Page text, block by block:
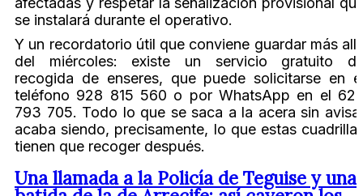
se instalará durante el operativo.
Y un recordatorio útil que conviene guardar más
del miércoles: existe un servicio gratuito
recogida de enseres, que puede solicitarse en
teléfono 928 815 560 o por WhatsApp en el
793 705. Todo lo que se saca a la acera sin
acaba siendo, precisamente, lo que estas
tienen que recoger después.
Una llamada a la Policía de Teguise y una